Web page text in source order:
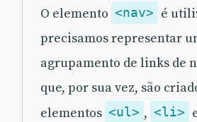
O elemento <nav> é
precisamos representar
agrupamento de links de
que, por sua vez, são
elementos <ul> , <li>